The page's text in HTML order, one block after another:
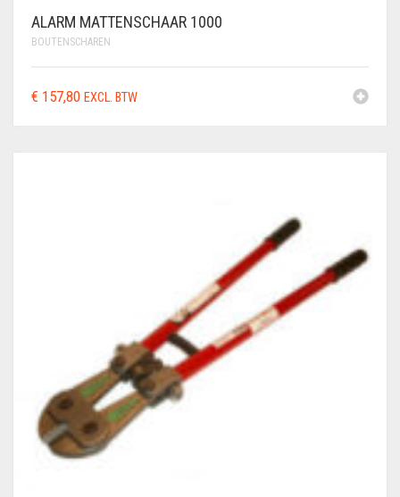
ALARM MATTENSCHAAR 1000
BOUTENSCHAREN
€ 157,80 EXCL. BTW